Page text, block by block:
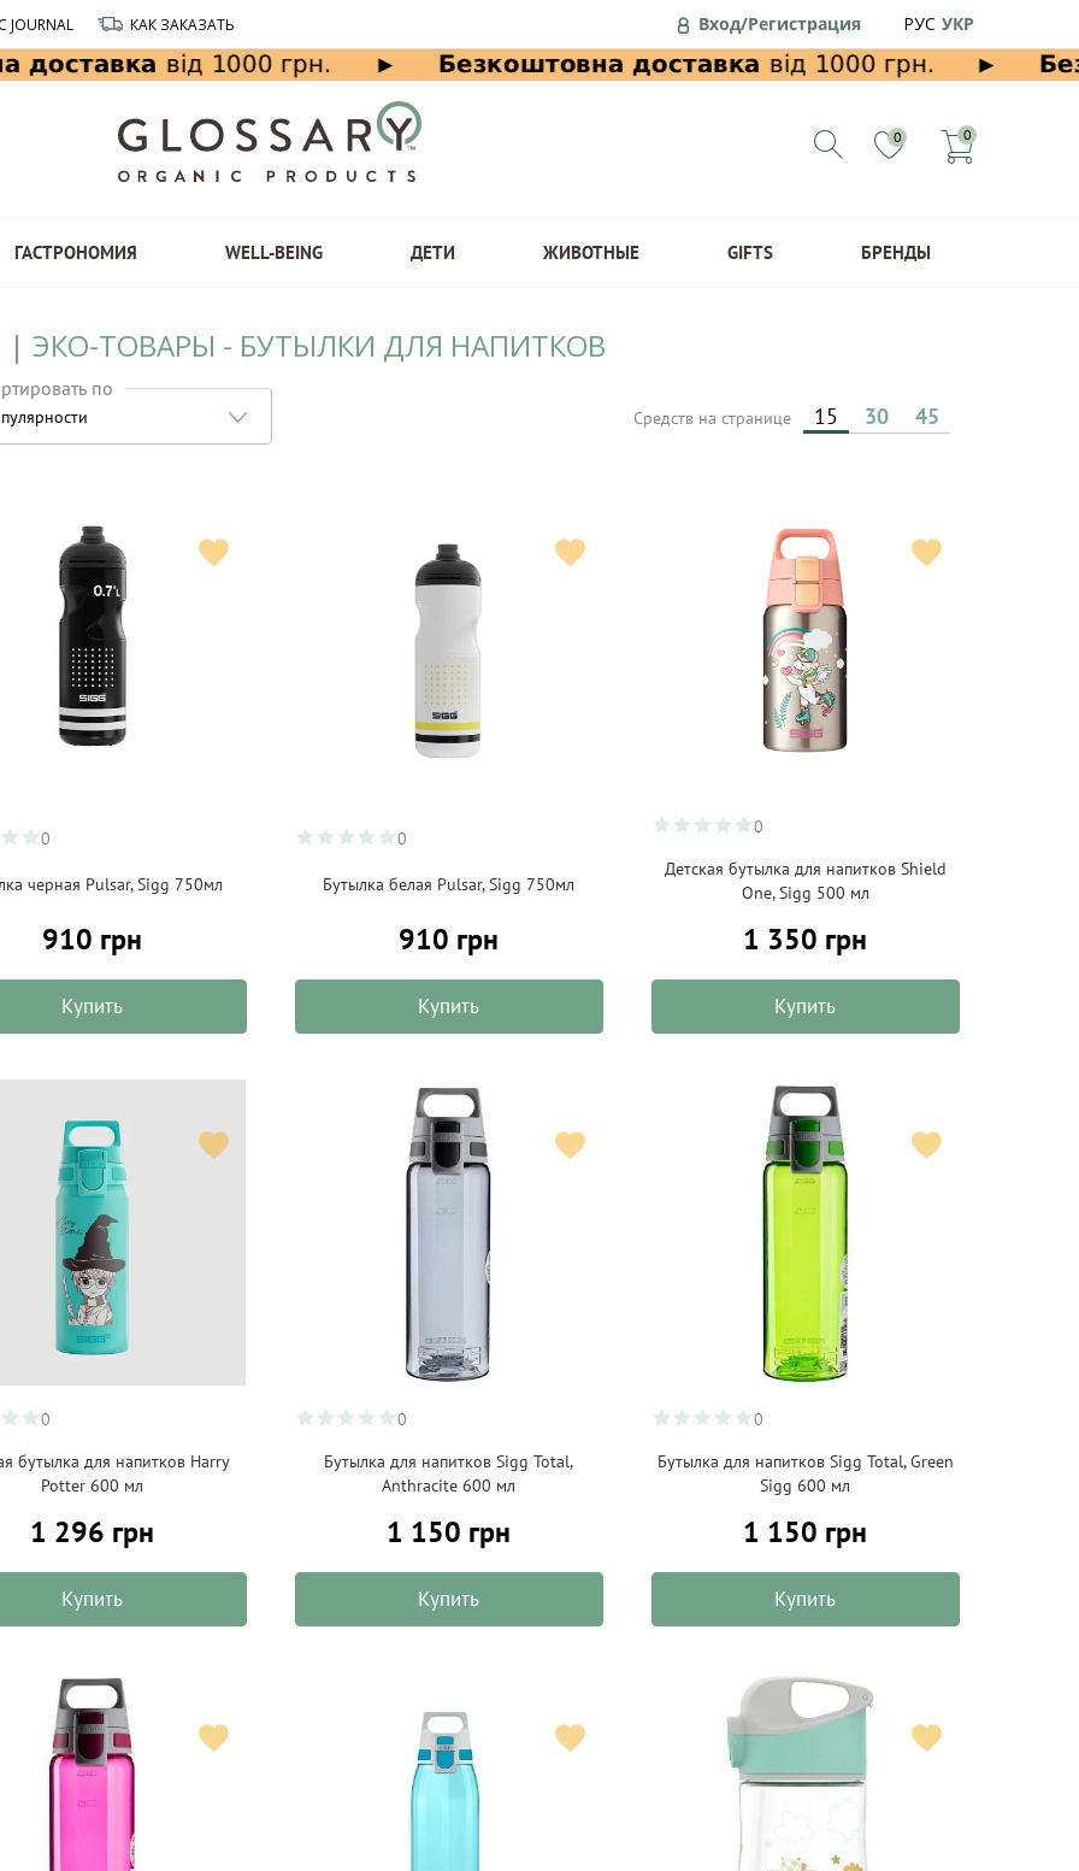
JOURNAL КАК ЗАКАЗАТЬ Вход/Регистрация РУС УКР
0 0
ГАСТРОНОМИЯ WELL-BEING ДЕТИ ЖИВОТНЫЕ GIFTS БРЕНДЫ
ЭКО-ТОВАРЫ - БУТЫЛКИ ДЛЯ НАПИТКОВ
по
Средств на странице 15 30 45
0
черная Pulsar, Sigg 750мл
910 грн
Купить
0
Бутылка белая Pulsar, Sigg 750мл
910 грн
Купить
0
Детская бутылка для напитков Shield
One, Sigg 500 мл
1 350 грн
Купить
0
бутылка для напитков Harry
Potter 600 мл
1 296 грн
Купить
0
Бутылка для напитков Sigg Total,
Anthracite 600 мл
1 150 грн
Купить
0
Бутылка для напитков Sigg Total, Green
Sigg 600 мл
1 150 грн
Купить